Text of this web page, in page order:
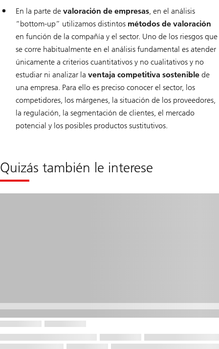
En la parte de valoración de empresas , en el análisis
“bottom-up” utilizamos distintos métodos de valoración
en función de la compañía y el sector. Uno de los riesgos que
se corre habitualmente en el análisis fundamental es atender
únicamente a criterios cuantitativos y no cualitativos y no
estudiar ni analizar la ventaja competitiva sostenible de
una empresa. Para ello es preciso conocer el sector, los
competidores, los márgenes, la situación de los proveedores,
la regulación, la segmentación de clientes, el mercado
potencial y los posibles productos sustitutivos.
Quizás también le interese